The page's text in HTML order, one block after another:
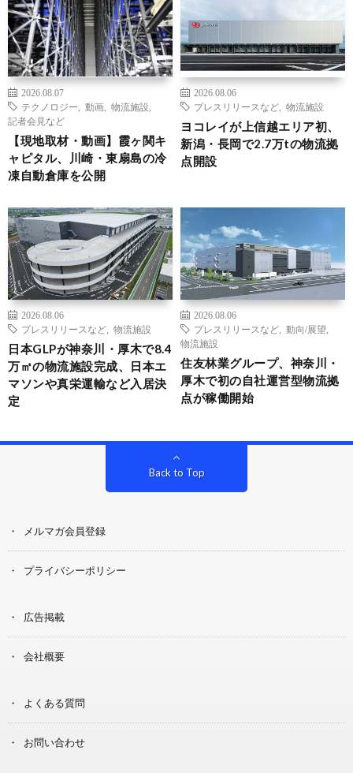
2026.08.07
テクノロジー
動画 物流施設
記者会見など
【現地取材・動画】霞ヶ関キ
ャピタル、川崎・東扇島の冷
凍自動倉庫を公開
2026.08.06
プレスリリースなど
物流施設
ヨコレイが上信越エリア初、
新潟・長岡で2.7万tの物流拠
点開設
2026.08.06
プレスリリースなど
物流施設
日本GLPが神奈川・厚木で8.4
万㎡の物流施設完成、日本エ
マソンや真栄運輸など入居決
定
2026.08.06
プレスリリースなど
動向/展望
物流施設
住友林業グループ、神奈川・
厚木で初の自社運営型物流拠
点が稼働開始
Back to Top
メルマガ会員登録
プライバシーポリシー
広告掲載
会社概要
よくある質問
お問い合わせ